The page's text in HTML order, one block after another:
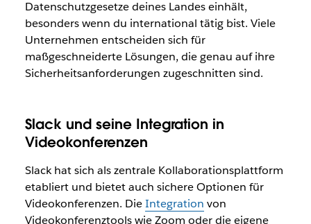
Datenschutzgesetze deines Landes einhält,
besonders wenn du international tätig bist. Viele
Unternehmen entscheiden sich für
maßgeschneiderte Lösungen, die genau auf ihre
Sicherheitsanforderungen zugeschnitten sind.
Slack und seine Integration in
Videokonferenzen
Slack hat sich als zentrale Kollaborationsplattform
etabliert und bietet auch sichere Optionen für
Videokonferenzen. DieIntegration von
Videokonferenztools wie Zoom oder die eigene